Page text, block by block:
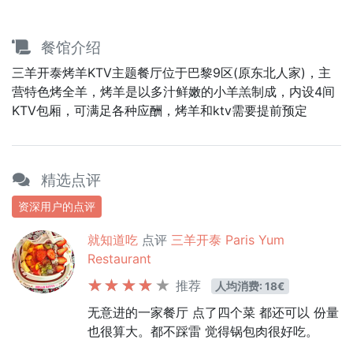
餐馆介绍
三羊开泰烤羊KTV主题餐厅位于巴黎9区(原东北人家)，主
营特色烤全羊，烤羊是以多汁鲜嫩的小羊羔制成，内设4间
KTV包厢，可满足各种应酬，烤羊和ktv需要提前预定
精选点评
资深用户的点评
就知道吃 点评 三羊开泰 Paris Yum
Restaurant
推荐
人均消费: 18€
无意进的一家餐厅 点了四个菜 都还可以 份量
也很算大。都不踩雷 觉得锅包肉很好吃。